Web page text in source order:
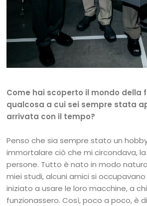
Come hai scoperto il mondo della
qualcosa a cui sei sempre stata
arrivata con il tempo?
Penso che sia sempre stato un
immortalare ciò che mi circondava,
persone. Tutto è nato in modo
miei studi, alcuni amici si
iniziato a usare le loro macchine, a
funzionassero. Così, poco a poco, è